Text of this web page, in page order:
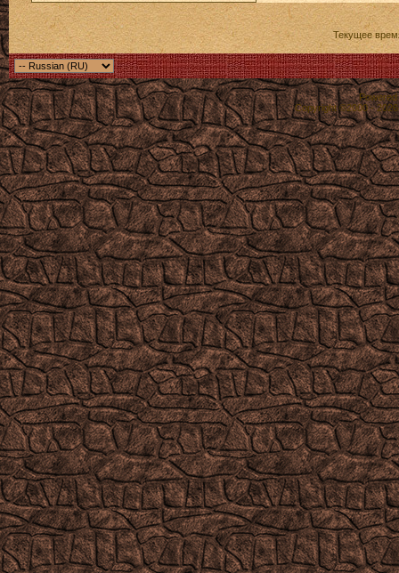
Текущее
Powered
Copyright ©2000 -